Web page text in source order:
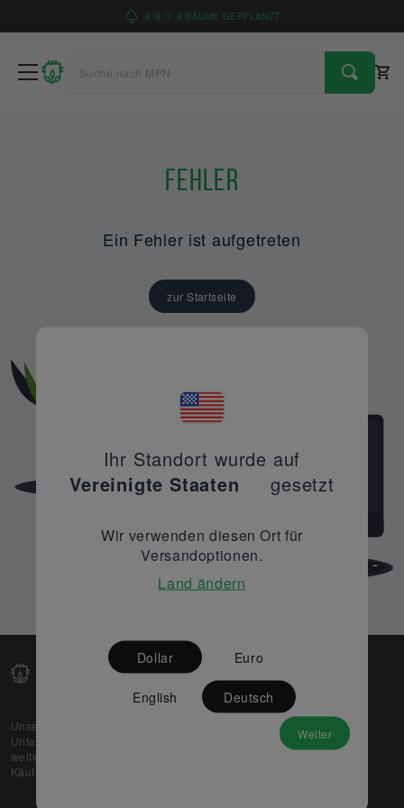
4 9 1 6 BÄUME GEPFLANZT
Fehler
Ein Fehler ist aufgetreten
zur Startseite
Unsere Web-Plattform unterstützt OEM- und EMS-
Unternehmen dabei, ihre überschüssigen Lagerbestände
weltweit zu verkaufen und gleichzeitig den potenziellen
Käufern beste Preise und Qualität zu bieten.
Partner
Ihr Standort wurde auf
Vereinigte Staaten
gesetzt
Wir verwenden diesen Ort für
Versandoptionen.
Land ändern
Dollar Euro
English Deutsch
Weiter